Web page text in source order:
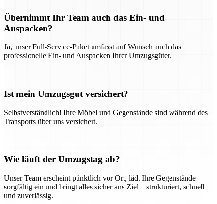
Übernimmt Ihr Team auch das Ein- und
Auspacken?
Ja, unser Full-Service-Paket umfasst auf Wunsch auch das
professionelle Ein- und Auspacken Ihrer Umzugsgüter.
Ist mein Umzugsgut versichert?
Selbstverständlich! Ihre Möbel und Gegenstände sind während des
Transports über uns versichert.
Wie läuft der Umzugstag ab?
Unser Team erscheint pünktlich vor Ort, lädt Ihre Gegenstände
sorgfältig ein und bringt alles sicher ans Ziel – strukturiert, schnell
und zuverlässig.